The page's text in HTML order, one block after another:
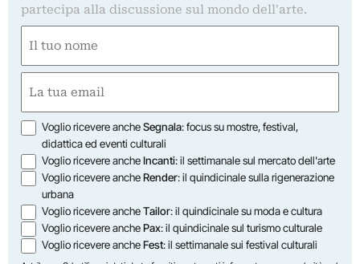
partecipa alla discussione sul mondo dell'arte.
(Required)
First
(Required)
Opzioni
Voglio ricevere ancheSegnala: focus su mostre, festival,
didattica ed eventi culturali
Voglio ricevere ancheIncanti: il settimanale sul mercato dell'arte
Voglio ricevere ancheRender: il quindicinale sulla rigenerazione
urbana
Voglio ricevere ancheTailor: il quindicinale su moda e cultura
Voglio ricevere anchePax: il quindicinale sul turismo culturale
Voglio ricevere ancheFest: il settimanale sui festival culturali